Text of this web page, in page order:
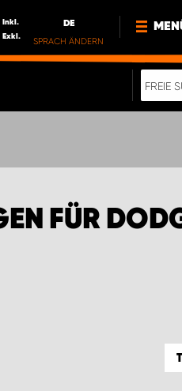
Inkl.
Exkl.
DE
SPRACH ÄNDERN
NEWS
FÜR